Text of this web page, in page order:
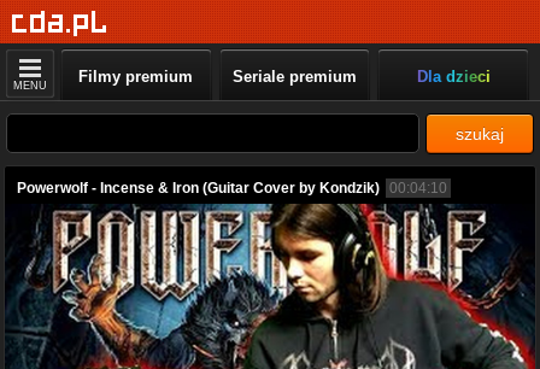
MENU Filmy premium Seriale premium Dla dzieci
szukaj
Powerwolf - Incense & Iron (Guitar Cover by Kondzik) 00:04:10